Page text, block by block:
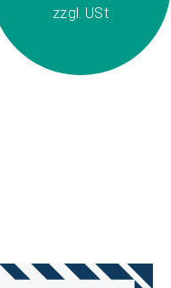
zzgl. USt